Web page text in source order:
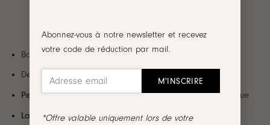
Abonnez-vous à notre newsletter et recevez
votre code de réduction par mail.
*Offre valable uniquement lors de votre
Bague large en plaqué or 3 micron 18 carats
Design : Bijou au fini martelé
Personnalisableavec une gravure à l’intérieur de la bague
Largeur: 0.5 cm